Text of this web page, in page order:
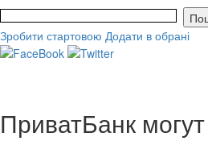
Зробити стартовою Додати в обрані
ПриватБанк